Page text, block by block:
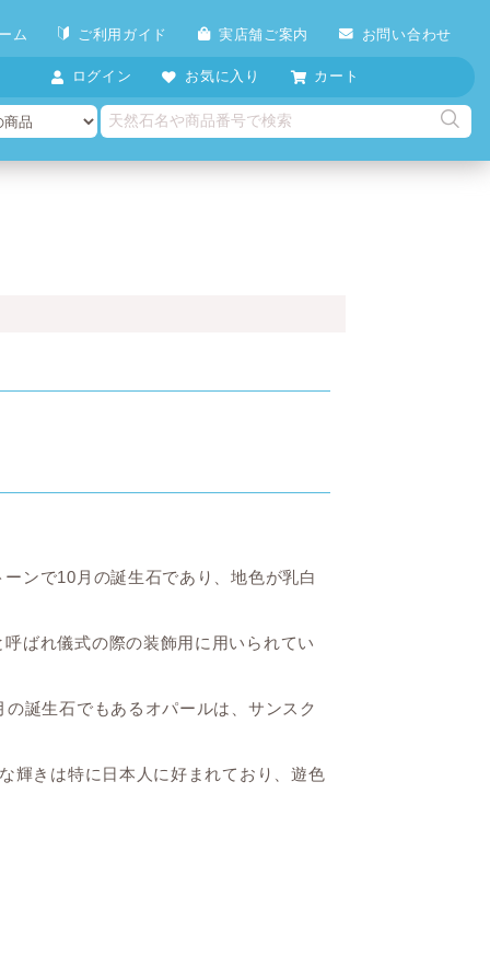
ム ご利用ガイド 実店舗ご案内 お問い合わせ
ログイン お気に入り カート
ンで10月の誕生石であり、地色が乳白
ばれ儀式の際の装飾用に用いられてい
誕生石でもあるオパールは、サンスク
輝きは特に日本人に好まれており、遊色